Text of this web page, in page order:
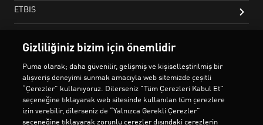
Gizliliğiniz bizim için önemlidir
Puma olarak; daha güvenilir, gelişmiş ve kişiselleştirilmiş bir
alışveriş deneyimi sunmak amacıyla web sitemizde çeşitli
“Çerezler” kullanıyoruz. Dilerseniz "Tüm Çerezleri Kabul Et"
seçeneğine tıklayarak web sitesinde kullanılan tüm çerezlere
izin verebilir, dilerseniz de “Yalnızca Gerekli Çerezler”
seçeneğine tıklayarak zorunlu çerezler dışındaki çerezlerin